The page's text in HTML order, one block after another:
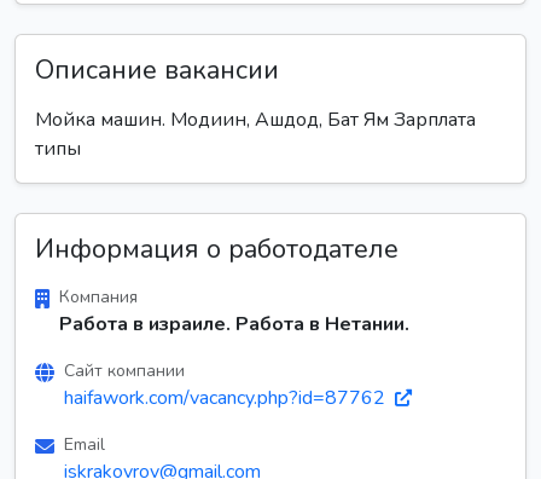
Описание вакансии
Мойка машин. Модиин, Ашдод, Бат Ям Зарплата
типы
Информация о работодателе
Компания
Работа в израиле. Работа в Нетании.
Сайт компании
haifawork.com/vacancy.php?id=87762
Email
iskrakovrov@gmail.com